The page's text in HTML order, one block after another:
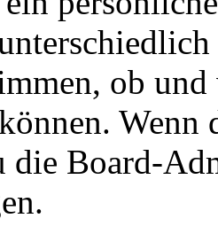
ob
Wenn
die Board-